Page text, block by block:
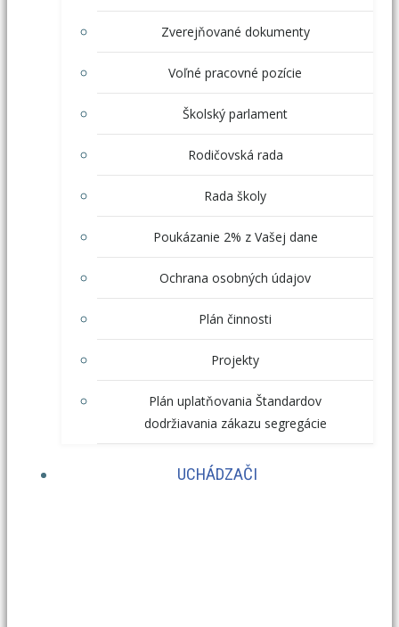
Zverejňované dokumenty
Voľné pracovné pozície
Školský parlament
Rodičovská rada
Rada školy
Poukázanie 2% z Vašej dane
Ochrana osobných údajov
Plán činnosti
Projekty
Plán uplatňovania Štandardov
dodržiavania zákazu segregácie
UCHÁDZAČI